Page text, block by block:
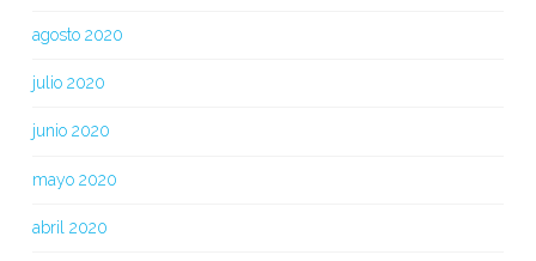
agosto 2020
julio 2020
junio 2020
mayo 2020
abril 2020